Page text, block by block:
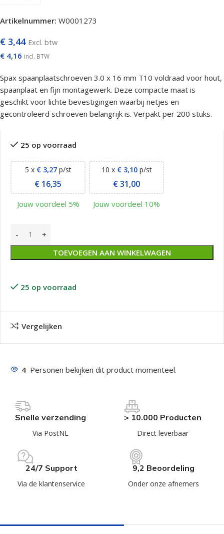
Artikelnummer: W0001273
€ 3,44 Excl. btw
€ 4,16 incl. BTW
Spax spaanplaatschroeven 3.0 x 16 mm T10 voldraad voor hout,
spaanplaat en fijn montagewerk. Deze compacte maat is
geschikt voor lichte bevestigingen waarbij netjes en
gecontroleerd schroeven belangrijk is. Verpakt per 200 stuks.
25 op voorraad
5 x €3,27p/st
€ 16,35
Jouw voordeel 5%
10 x €3,10p/st
€31,00
Jouw voordeel 10%
TOEVOEGEN AAN WINKELWAGEN
25 op voorraad
Vergelijken
4 Personen bekijken dit product momenteel.
Snelle verzending
Via PostNL
> 10.000 Producten
Direct leverbaar
24/7 Support
Via de klantenservice
9,2 Beoordeling
Onder onze afnemers